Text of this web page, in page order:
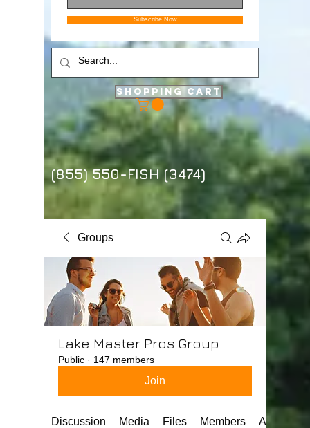
Subscribe Now
Shopping Cart
(855) 550-FISH (3474)
Groups
Lake Master Pros Group
Public · 147 members
Join
Discussion Media Files Members About